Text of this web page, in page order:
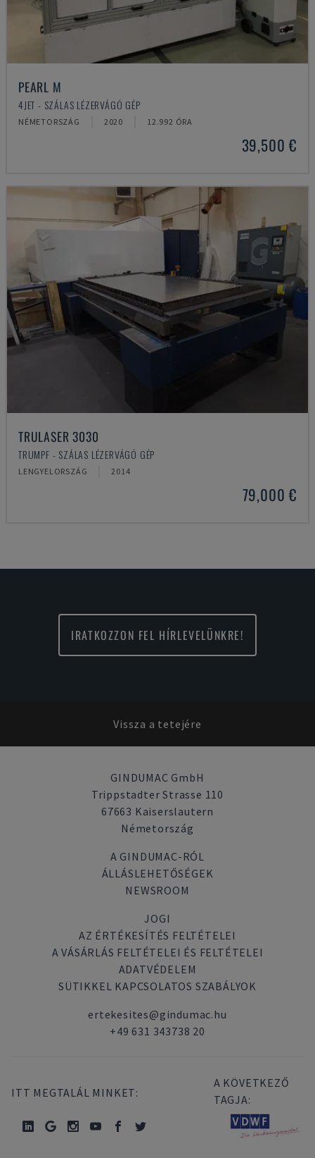
PEARL M
4JET - SZÁLAS LÉZERVÁGÓ GÉP
NÉMETORSZÁG 2020 12.992 ÓRA
39,500 €
TRULASER 3030
TRUMPF - SZÁLAS LÉZERVÁGÓ GÉP
LENGYELORSZÁG 2014
79,000 €
IRATKOZZON FEL HÍRLEVELÜNKRE!
Vissza a tetejére
GINDUMAC GmbH
Trippstadter Strasse 110
67663 Kaiserslautern
Németország
A GINDUMAC-RÓL
ÁLLÁSLEHETŐSÉGEK
NEWSROOM
JOGI
AZ ÉRTÉKESÍTÉS FELTÉTELEI
A VÁSÁRLÁS FELTÉTELEI ÉS FELTÉTELEI
ADATVÉDELEM
SÜTIKKEL KAPCSOLATOS SZABÁLYOK
ertekesites@gindumac.hu
+49 631 343738 20
ITT MEGTALÁL MINKET:
A KÖVETKEZŐ
TAGJA: